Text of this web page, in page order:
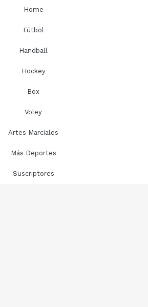
Home
Fútbol
Handball
Hockey
Box
Voley
Artes Marciales
Más Deportes
Suscriptores